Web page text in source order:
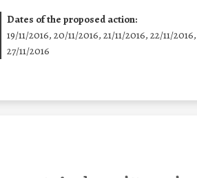
Dates of the proposed action:
19/11/2016, 20/11/2016, 21/11/2016, 22/11/
27/11/2016